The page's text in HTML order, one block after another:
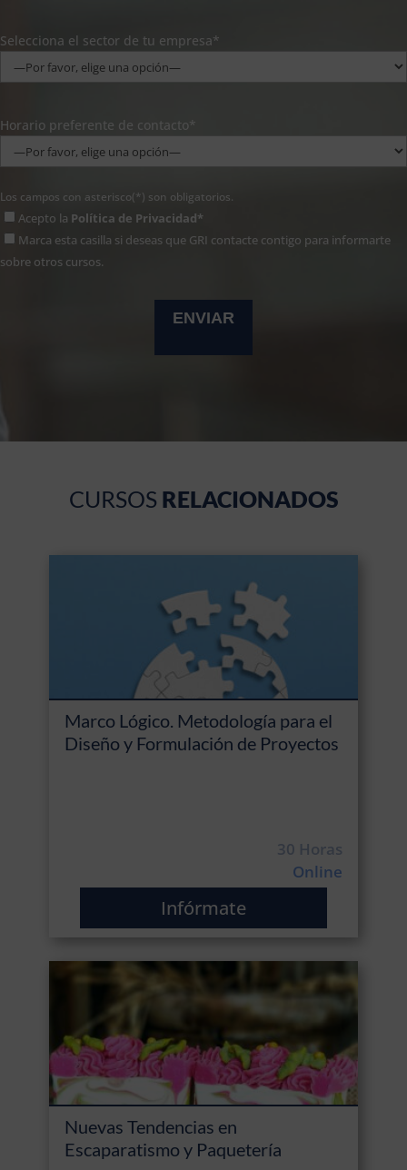
Selecciona el sector de tu empresa*
Horario preferente de contacto*
Los campos con asterisco(*) son obligatorios.
Acepto la Política de Privacidad*
Marca esta casilla si deseas que GRI contacte contigo para informarte
sobre otros cursos.
CURSOS RELACIONADOS
Marco Lógico. Metodología para el
Diseño y Formulación de Proyectos
30 Horas
Online
Infórmate
Nuevas Tendencias en
Escaparatismo y Paquetería